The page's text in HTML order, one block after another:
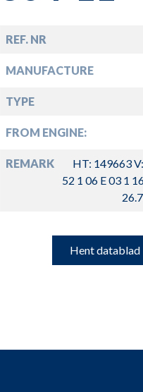
REF. NR
MANUFACTURE
TYPE
FROM ENGINE:
REMARK
HT: 149663
52 1 06 E 03 1
Hent datablad